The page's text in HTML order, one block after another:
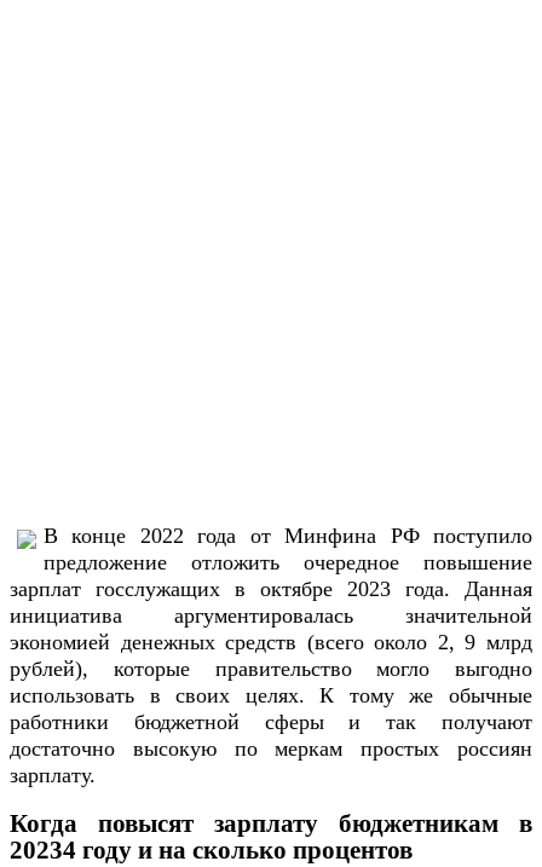
В конце 2022 года от Минфина РФ поступило
предложение отложить очередное повышение
зарплат госслужащих в октябре 2023 года. Данная
инициатива аргументировалась значительной
экономией денежных средств (всего около 2, 9 млрд
рублей), которые правительство могло выгодно
использовать в своих целях. К тому же обычные
работники бюджетной сферы и так получают
достаточно высокую по меркам простых россиян
зарплату.
Когда повысят зарплату бюджетникам в
20234 году и на сколько процентов